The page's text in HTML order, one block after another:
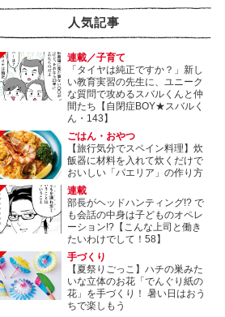
人気記事
連載／子育て
「タイヤは純正ですか？」新し
い教育実習の先生に、ユニーク
な質問で攻めるスバルくんと仲
間たち【自閉症BOY★スバルく
ん・143】
ごはん・おやつ
【旅行気分でスペイン料理】炊
飯器に材料を入れて炊くだけで
おいしい「パエリア」の作り方
連載
部長がヘッドハンティング!? で
も会話の中身は子どものオペレ
ーション!?【こんな上司と働き
たいわけでして！58】
手づくり
【夏祭りごっこ】ハチの巣みた
いな立体のお花「でんぐり紙の
花」を手づくり！ 暑い日はおう
ちで楽しもう